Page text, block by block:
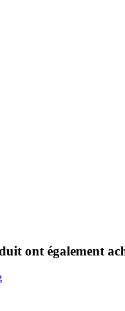
ont également